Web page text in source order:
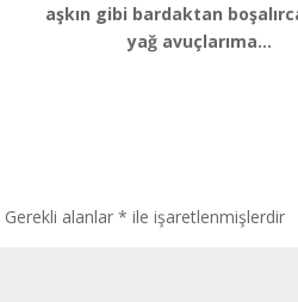
aşkın gibi bardaktan
yağ avuçlarıma…
Gerekli alanlar * ile işaretlenmişlerdir